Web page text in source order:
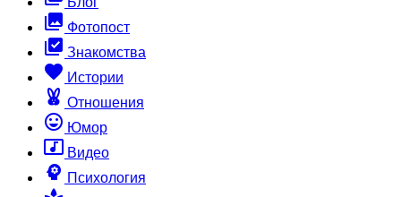
collections Фотопост
library_add_check Знакомства
favorite Истории
cruelty_free Отношения
sentiment_very_satisfied Юмор
music_video Видео
psychology Психология